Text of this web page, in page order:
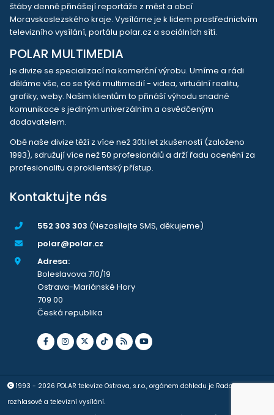
štáby denně přinášejí reportáže z měst a obcí
Moravskoslezského kraje. Vysíláme je k lidem prostřednictvím
televizního vysílání, portálu polar.cz a sociálních sítí.
POLAR MULTIMEDIA
je divize se specializací na komerční výrobu. Umíme a rádi
děláme vše, co se týká multimedií - videa, virtuální realitu,
grafiky, weby. Našim klientům to přináší výhodu snadné
komunikace s jediným univerzálním a osvědčeným
dodavatelem.
Obě naše divize těží z více než 30ti let zkušeností (založeno
1993), sdružují více než 50 profesionálů a drží řadu ocenění za
profesionalitu a proklientský přístup.
Kontaktujte nás
552 303 303 (Nezasílejte SMS, děkujeme)
polar@polar.cz
Adresa:
Boleslavova 710/19
Ostrava-Mariánské Hory
709 00
Česká republika
1993 - 2026 POLAR televize Ostrava, s.r.o., orgánem dohledu je Rada pro
rozhlasové a televizní vysílání.